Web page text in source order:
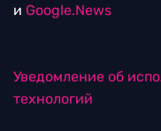
и Google.News
Уведомление об
технологий